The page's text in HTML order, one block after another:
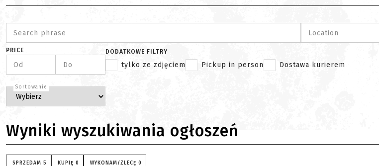
Search phrase Location
PRICE
Od Do
Sortowanie
DODATKOWE FILTRY
tylko ze zdjęciem Pickup in person Dostawa kurierem
Wyniki wyszukiwania ogłoszeń
SPRZEDAM 5 KUPIĘ 0 WYKONAM/ZLECĘ 0